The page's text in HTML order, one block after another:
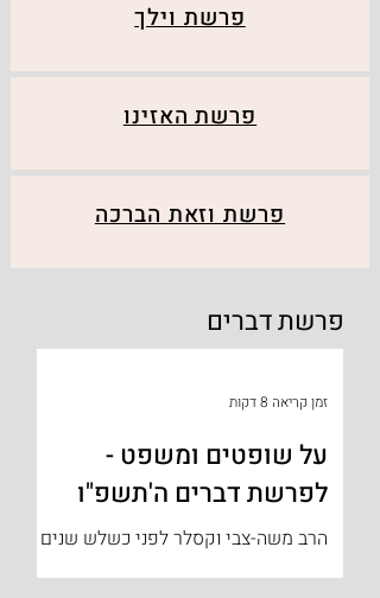
פרשת וילך
פרשת האזינו
פרשת וזאת הברכה
פרשת דברים
על שופטים ומשפט -
לפרשת דברים ה'תשפ"ו
הרב משה-צבי וקסלר לפני כשלש שנים
זמן קריאה 8 דקות